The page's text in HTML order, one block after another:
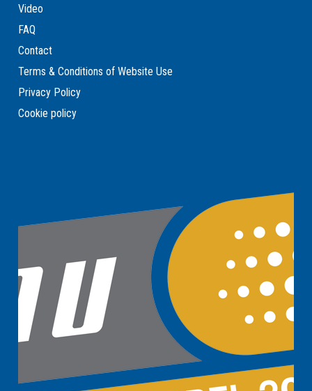
Video
FAQ
Contact
Terms & Conditions of Website Use
Privacy Policy
Cookie policy